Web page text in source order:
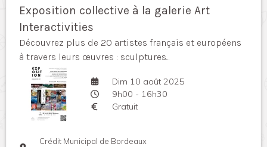
Exposition collective à la galerie Art
Interactivities
Découvrez plus de 20 artistes français et européens
à travers leurs œuvres : sculptures...
Dim 10 août 2025
9h00 - 16h30
Gratuit
Crédit Municipal de Bordeaux